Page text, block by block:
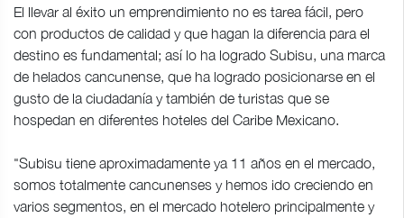
El llevar al éxito un emprendimiento no es tarea fácil, pero
con productos de calidad y que hagan la diferencia para el
destino es fundamental; así lo ha logrado Subisu, una marca
de helados cancunense, que ha logrado posicionarse en el
gusto de la ciudadanía y también de turistas que se
hospedan en diferentes hoteles del Caribe Mexicano.
"Subisu tiene aproximadamente ya 11 años en el mercado,
somos totalmente cancunenses y hemos ido creciendo en
varios segmentos, en el mercado hotelero principalmente y